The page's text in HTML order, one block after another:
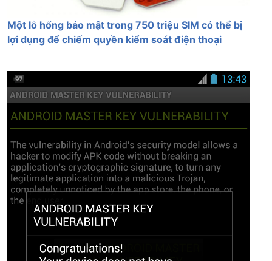
Một lỗ hổng bảo mật trong 750 triệu SIM có thể bị
lợi dụng để chiếm quyền kiểm soát điện thoại